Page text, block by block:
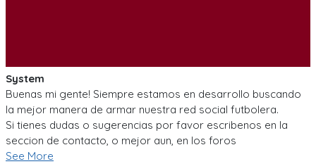
System
Buenas mi gente! Siempre estamos en desarrollo buscando
la mejor manera de armar nuestra red social futbolera.
Si tienes dudas o sugerencias por favor escribenos en la
seccion de contacto, o mejor aun, en los foros
See More